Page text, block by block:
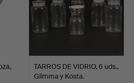
TARROS DE VIDRIO, 6 uds.,
Glimma y Kosta.